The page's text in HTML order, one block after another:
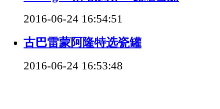
2016-06-24 16:54:51
古巴雷蒙阿隆特选瓷罐
2016-06-24 16:53:48